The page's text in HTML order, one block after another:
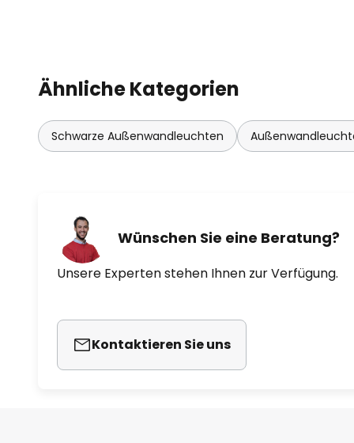
Ähnliche Kategorien
Schwarze Außenwandleuchten
Wünschen Sie eine Beratung?
Unsere Experten stehen Ihnen zur Verfügung.
Kontaktieren Sie uns